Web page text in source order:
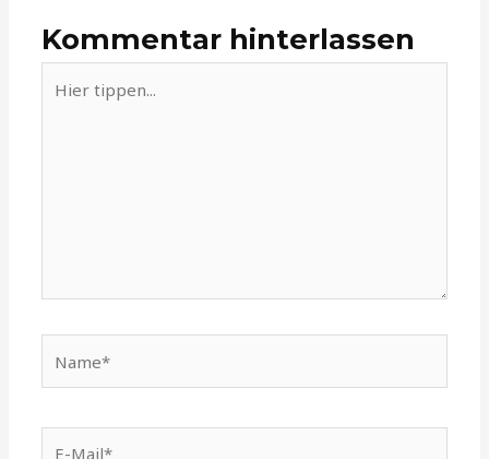
Kommentar hinterlassen
tippen...